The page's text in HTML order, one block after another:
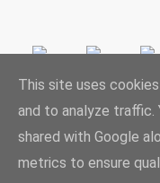
This site uses
and to analyze traffic.
shared with Google
metrics to ensure